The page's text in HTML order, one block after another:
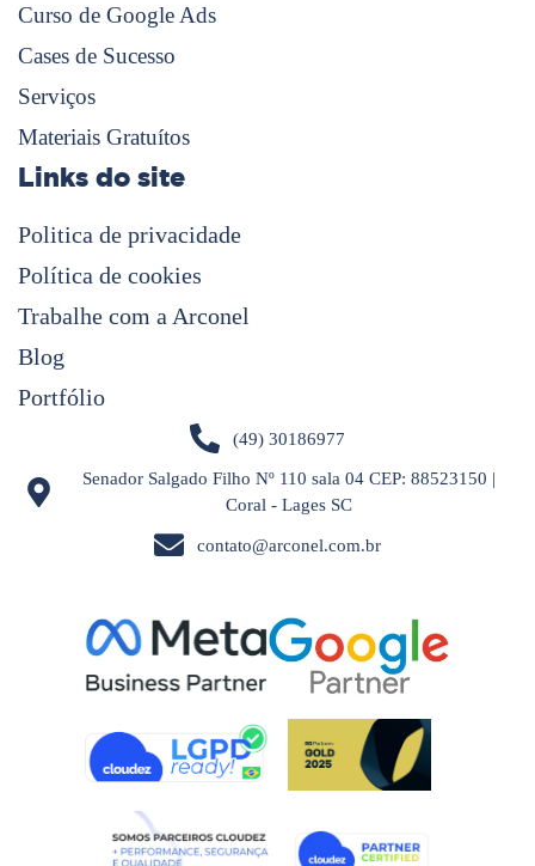
Curso de Google Ads
Cases de Sucesso
Serviços
Materiais Gratuítos
Links do site
Politica de privacidade
Política de cookies
Trabalhe com a Arconel
Blog
Portfólio
(49) 30186977
Senador Salgado Filho Nº 110 sala 04 CEP: 88523150 |
Coral - Lages SC
contato@arconel.com.br